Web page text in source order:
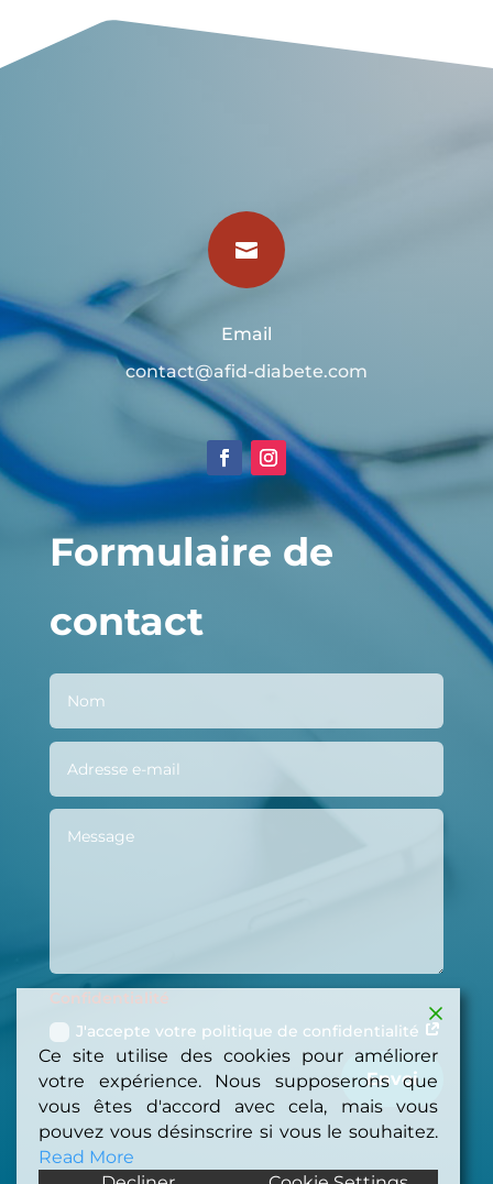

Email
contact@afid-diabete.com
Formulaire de
contact
Confidentialité
J'accepte votre politique de confidentialité
Envoi
Ce site utilise des cookies pour améliorer
votre expérience. Nous supposerons que
vous êtes d'accord avec cela, mais vous
pouvez vous désinscrire si vous le souhaitez.
Read More